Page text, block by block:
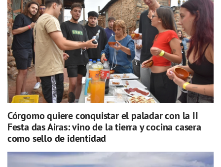
Córgomo quiere conquistar el paladar con la II
Festa das Airas: vino de la tierra y cocina casera
como sello de identidad